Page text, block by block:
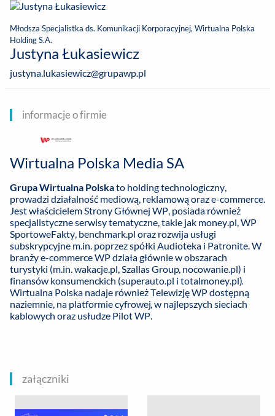
Młodsza Specjalistka ds. Komunikacji Korporacyjnej, Wirtualna Polska
Holding S.A.
Justyna Łukasiewicz
justyna.lukasiewicz@grupawp.pl
informacje o firmie
Wirtualna Polska Media SA
Grupa Wirtualna Polskato holding technologiczny,
prowadzi działalność mediową, reklamową oraz e-commerce.
Jest właścicielem Strony Głównej WP, posiada również
specjalistyczne serwisy tematyczne, takie jak money.pl, WP
SportoweFakty, benchmark.pl oraz rozwija usługi
subskrypcyjne m.in. poprzez spółki Audioteka i Patronite. W
branży e-commerce WP działa głównie w obszarach
turystyki (m.in. wakacje.pl, Szallas Group, nocowanie.pl) i
finansów konsumenckich (superauto.pl i totalmoney.pl).
Wirtualna Polska nadaje również Telewizję WP dostępną
naziemnie, na platformie cyfrowej, w najlepszych sieciach
kablowych oraz usłudze Pilot WP.
załączniki